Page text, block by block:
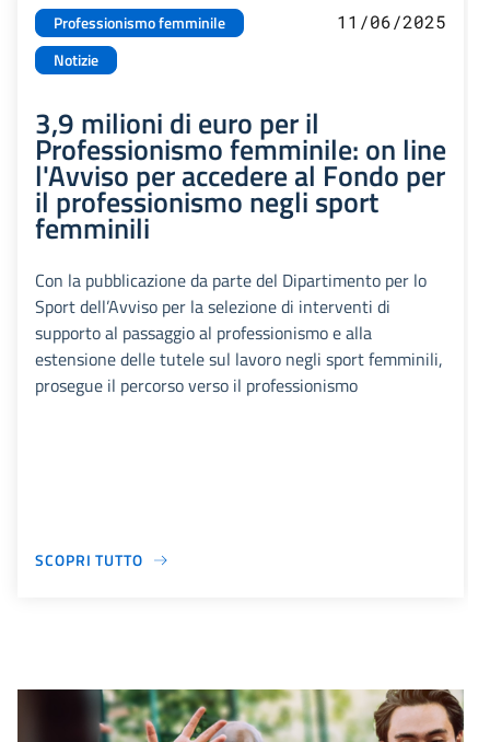
Professionismo femminile
Notizie
11/06/2025
3,9 milioni di euro per il
Professionismo femminile: on line
l'Avviso per accedere al Fondo per
il professionismo negli sport
femminili
Con la pubblicazione da parte del Dipartimento per lo
Sport dell’Avviso per la selezione di interventi di
supporto al passaggio al professionismo e alla
estensione delle tutele sul lavoro negli sport femminili,
prosegue il percorso verso il professionismo
SCOPRI TUTTO